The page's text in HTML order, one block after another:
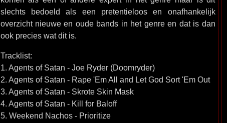
slechts bedoeld als een pretentieloos en onafhankelijk
overzicht nieuwe en oude bands in het genre en dat is dan
ook precies wat dit is.
Tracklist:
1. Agents of Satan - Joe Ryder (Doomryder)
2. Agents of Satan - Rape 'Em All and Let God Sort 'Em Out
3. Agents of Satan - Skrote Skin Mask
4. Agents of Satan - Kill for Baloff
5. Weekend Nachos - Prioritize